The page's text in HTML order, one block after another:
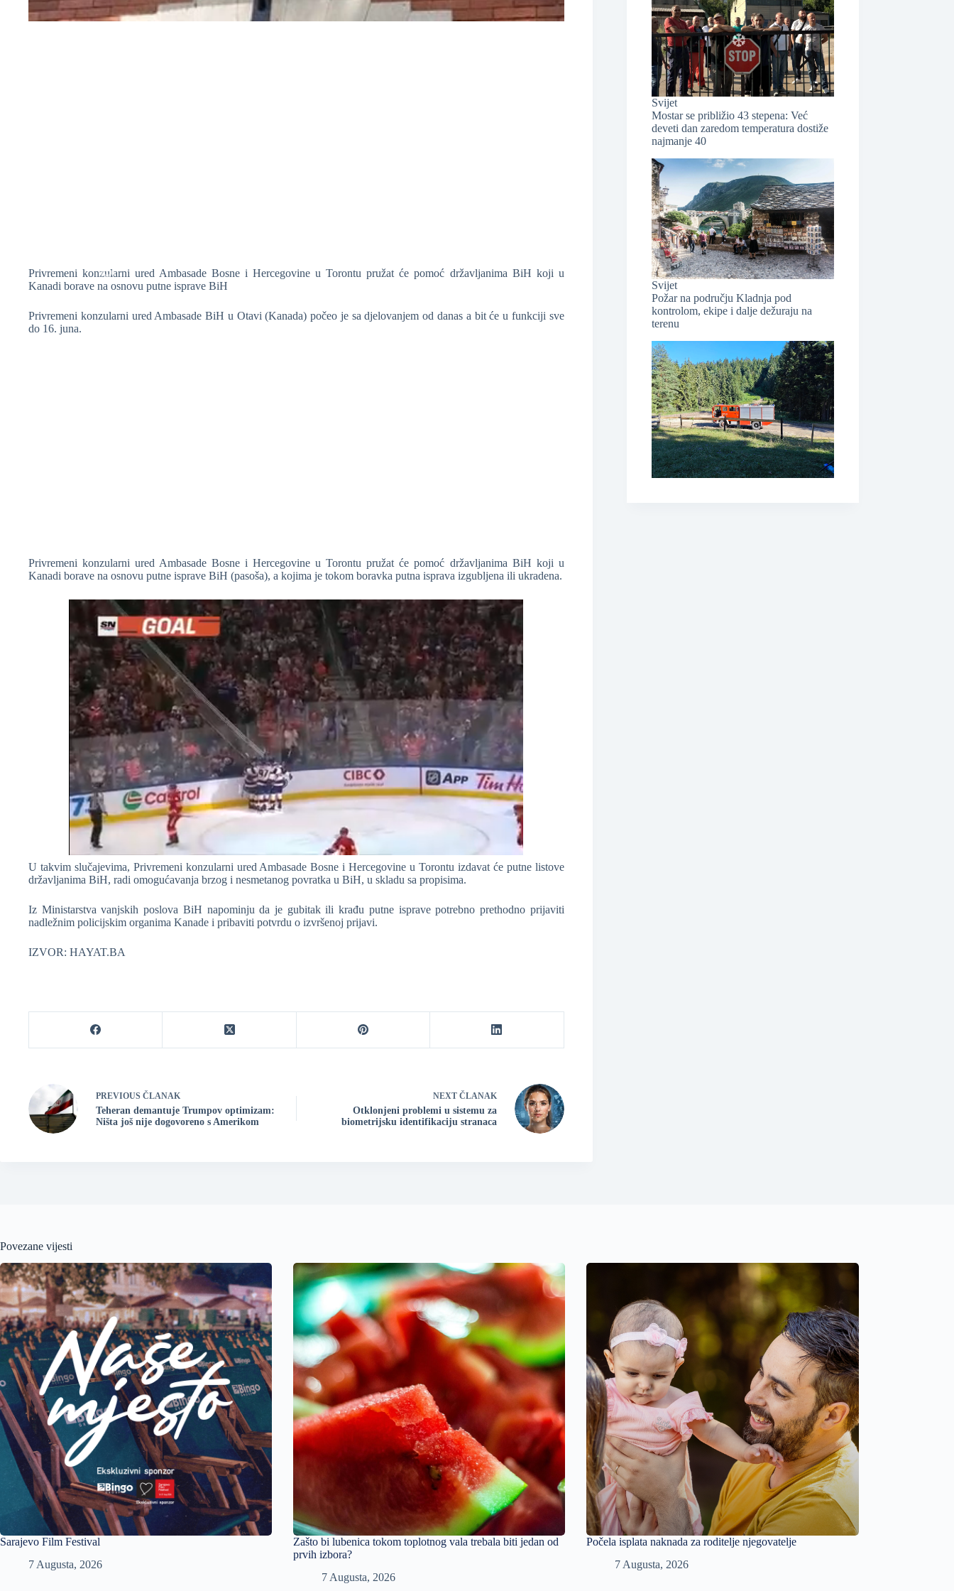
Privremeni konzularni ured Ambasade Bosne i Hercegovine u Torontu pružat će pomoć državljanima BiH koji u
Kanadi borave na osnovu putne isprave BiH
Privremeni konzularni ured Ambasade BiH u Otavi (Kanada) počeo je sa djelovanjem od danas a bit će u funkciji sve
do 16. juna.
Privremeni konzularni ured Ambasade Bosne i Hercegovine u Torontu pružat će pomoć državljanima BiH koji u
Kanadi borave na osnovu putne isprave BiH (pasoša), a kojima je tokom boravka putna isprava izgubljena ili ukradena.
U takvim slučajevima, Privremeni konzularni ured Ambasade Bosne i Hercegovine u Torontu izdavat će putne listove
državljanima BiH, radi omogućavanja brzog i nesmetanog povratka u BiH, u skladu sa propisima.
Iz Ministarstva vanjskih poslova BiH napominju da je gubitak ili krađu putne isprave potrebno prethodno prijaviti
nadležnim policijskim organima Kanade i pribaviti potvrdu o izvršenoj prijavi.
IZVOR: HAYAT.BA
PREVIOUS ČLANAK
Teheran demantuje Trumpov optimizam:
Ništa još nije dogovoreno s Amerikom
NEXT ČLANAK
Otklonjeni problemi u sistemu za
biometrijsku identifikaciju stranaca
Svijet
Mostar se približio 43 stepena: Već
deveti dan zaredom temperatura dostiže
najmanje 40
Svijet
Požar na području Kladnja pod
kontrolom, ekipe i dalje dežuraju na
terenu
Povezane vijesti
Sarajevo Film Festival
7 Augusta, 2026
Zašto bi lubenica tokom toplotnog vala trebala biti jedan od
prvih izbora?
7 Augusta, 2026
Počela isplata naknada za roditelje njegovatelje
7 Augusta, 2026
❆
❆
❆